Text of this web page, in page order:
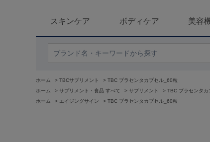
スキンケア ボディケア 美容
ホーム > TBCサプリメント > TBC プラセンタカプセル_60粒
ホーム
> サプリメント・食品 すべて > サプリメント > TBC プラセンタカ
ホーム
> エイジングサイン > TBC プラセンタカプセル_60粒